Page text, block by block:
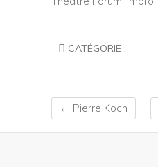
CATÉGORIE :
← Pierre Koch